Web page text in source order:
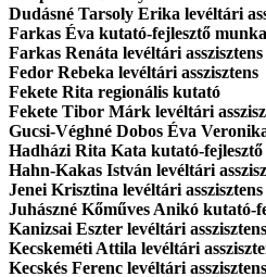
Dudásné Tarsoly Erika levéltári
Farkas Éva kutató-fejlesztő
Farkas Renáta levéltári asszisztens
Fedor Rebeka levéltári asszisztens
Fekete Rita regionális kutató
Fekete Tibor Márk levéltári
Gucsi-Véghné Dobos Éva
Hadházi Rita Kata kutató-
Hahn-Kakas István levéltári
Jenei Krisztina levéltári asszisztens
Juhászné Kőműves Anikó kutató-
Kanizsai Eszter levéltári asszisztens
Kecskeméti Attila levéltári
Kecskés Ferenc levéltári asszisztens